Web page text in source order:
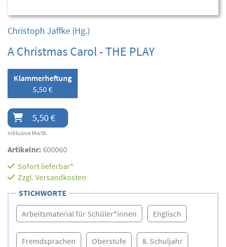
Christoph Jaffke (Hg.)
A Christmas Carol - THE PLAY
Klammerheftung
5,50 €
5,50 €
inklusive MwSt.
Artikelnr: 600060
Sofort lieferbar*
Zzgl. Versandkosten
STICHWORTE
Arbeitsmaterial für Schüler*innen Englisch
Fremdsprachen Oberstufe 8. Schuljahr